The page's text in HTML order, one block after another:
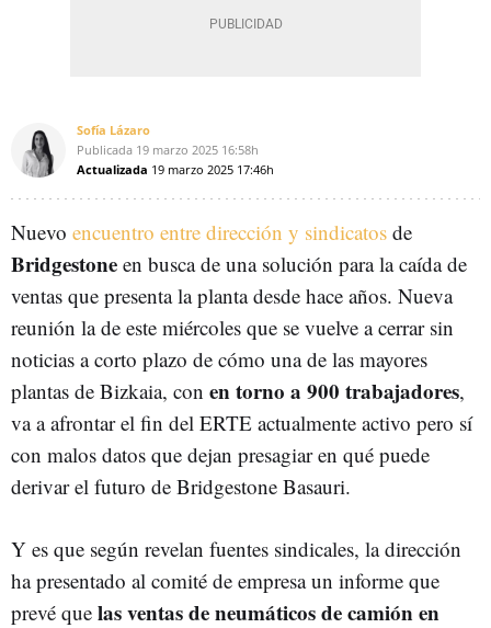
Sofía Lázaro
Publicada 19 marzo 2025 16:58h
Actualizada 19 marzo 2025 17:46h
Nuevo encuentro entre dirección y sindicatos de
Bridgestone en busca de una solución para la caída de
ventas que presenta la planta desde hace años. Nueva
reunión la de este miércoles que se vuelve a cerrar sin
noticias a corto plazo de cómo una de las mayores
plantas de Bizkaia, con en torno a 900 trabajadores,
va a afrontar el fin del ERTE actualmente activo pero sí
con malos datos que dejan presagiar en qué puede
derivar el futuro de Bridgestone Basauri.
Y es que según revelan fuentes sindicales, la dirección
ha presentado al comité de empresa un informe que
prevé que las ventas de neumáticos de camión en